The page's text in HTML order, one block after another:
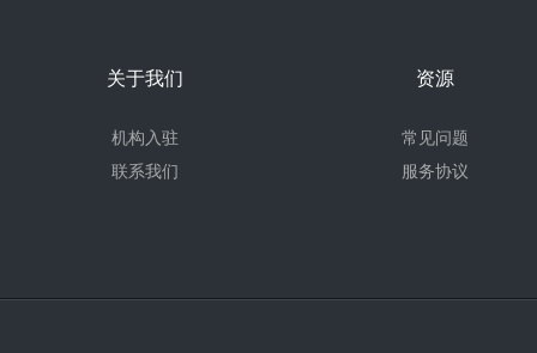
关于我们
机构入驻
联系我们
资源
常见问题
服务协议